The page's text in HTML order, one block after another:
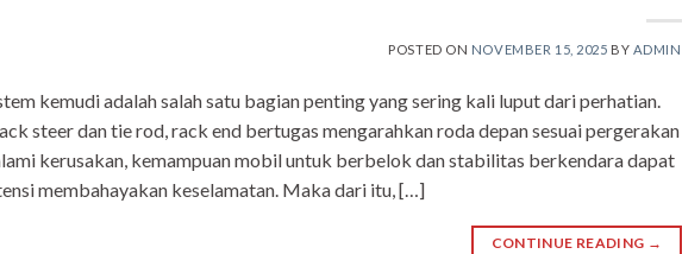
POSTED ON NOVEMBER 15, 2025 BY ADMIN
kemudi adalah salah satu bagian penting yang sering kali luput dari perhatian.
steer dan tie rod, rack end bertugas mengarahkan roda depan sesuai pergerakan
kerusakan, kemampuan mobil untuk berbelok dan stabilitas berkendara dapat
membahayakan keselamatan. Maka dari itu, […]
CONTINUE READING →